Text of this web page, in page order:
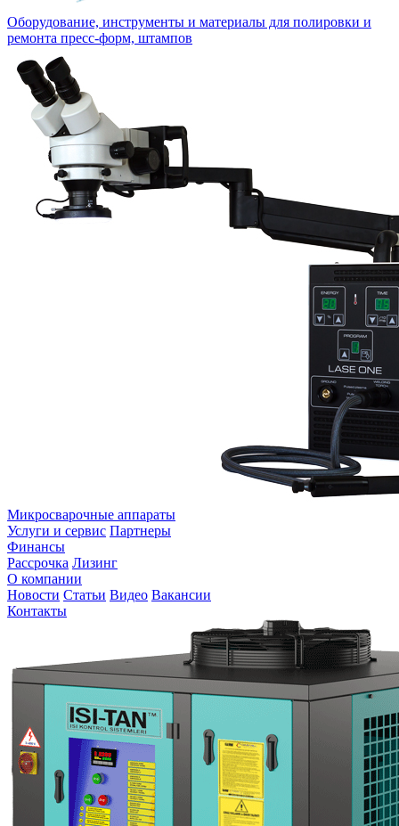
Оборудование, инструменты и материалы для полировки и
ремонта пресс-форм, штампов
Микросварочные аппараты
Услуги и сервис Партнеры
Финансы
Рассрочка Лизинг
О компании
Новости Статьи Видео Вакансии
Контакты